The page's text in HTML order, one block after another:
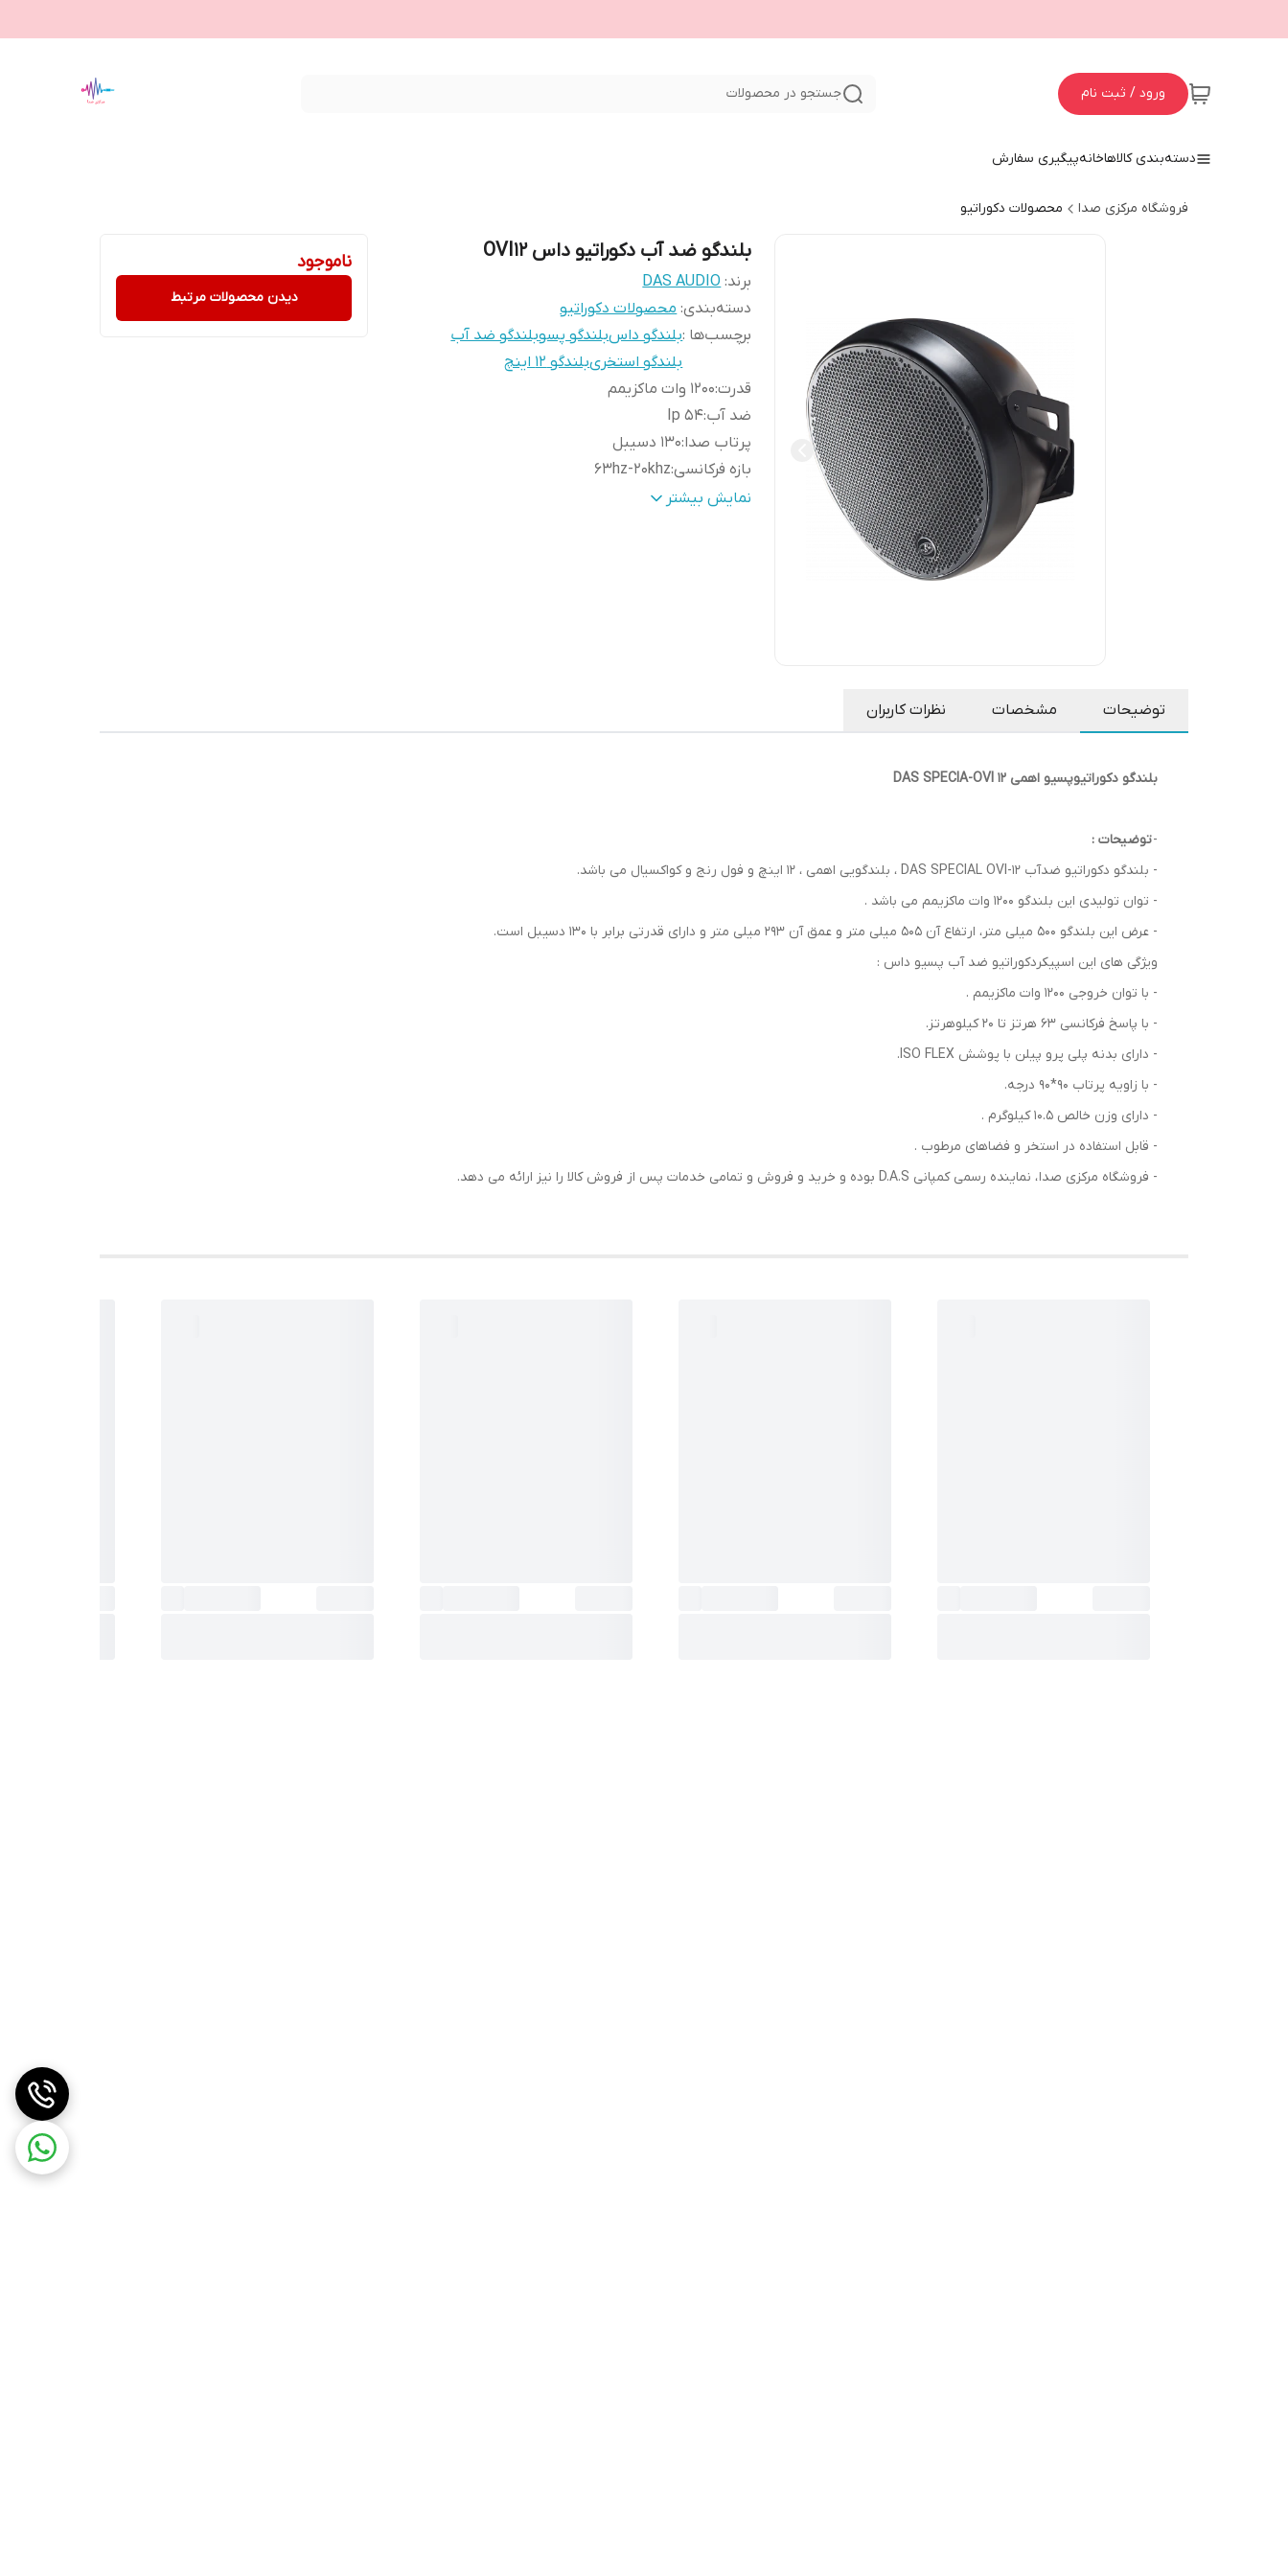
ورود / ثبت نام جستجو در محصولات
دسته‌بندی کالاهاخانهپیگیری سفارش
فروشگاه مرکزی صدا محصولات دکوراتیو
بلندگو ضد آب دکوراتیو داس OVI12
برند: DAS AUDIO
دسته‌بندی:محصولات دکوراتیو
برچسب‌ها :بلندگو داسبلندگو پسوبلندگو ضد آب
بلندگو استخریبلندگو ۱۲ اینچ
قدرت:۱۲۰۰ وات ماکزیمم
ضد آب:
Ip 54
پرتاب صدا:130 دسیبل
بازه فرکانسی:
63hz-20khz
امپدانس:۸ اهم
نمایش بیشتر
ناموجود
دیدن محصولات مرتبط
توضیحات مشخصات نظرات کاربران
بلندگو دکوراتیوپسیو اهمی DAS SPECIA-OVI 12
-توضیحات :
- بلندگو دکوراتیو ضدآب DAS SPECIAL OVI-12 ، بلندگویی اهمی ، 12 اینچ و فول رنج و کواکسیال می باشد.
- توان تولیدی این بلندگو 1200 وات ماکزیمم می باشد .
- عرض این بلندگو 500 میلی متر، ارتفاع آن 505 میلی متر و عمق آن 293 میلی متر و دارای قدرتی برابر با 130 دسیبل است.
ویژگی های این اسپیکردکوراتیو ضد آب پسیو داس :
- با توان خروجی 1200 وات ماکزیمم .
- با پاسخ فرکانسی 63 هرتز تا 20 کیلوهرتز.
- دارای بدنه پلی پرو پیلن با پوشش ISO FLEX.
- با زاویه پرتاب 90*90 درجه.
- دارای وزن خالص 10.5 کیلوگرم .
- قابل استفاده در استخر و فضاهای مرطوب .
- فروشگاه مرکزی صدا ، نماینده رسمی کمپانی D.A.S بوده و خرید و فروش و تمامی خدمات پس از فروش کالا را نیز ارائه می دهد.